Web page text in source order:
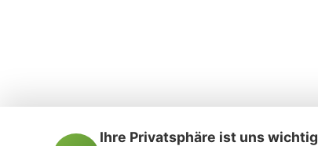
Ihre Privatsphäre ist uns wichtig